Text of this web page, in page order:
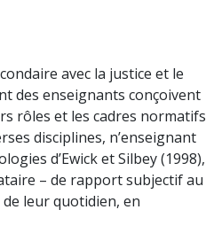
avec la justice et le
des enseignants conçoivent
rôles et les cadres normatifs
disciplines, n’enseignant
d’Ewick et Silbey (1998),
– de rapport subjectif au
leur quotidien, en